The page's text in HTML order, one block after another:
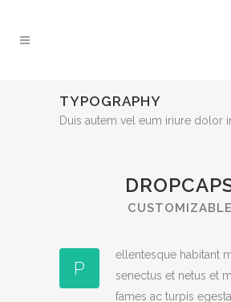
TYPOGRAPHY
Duis autem vel eum iriure dolor
CUSTOMIZABLE
P
ellentesque habitant
senectus et netus et
fames ac turpis